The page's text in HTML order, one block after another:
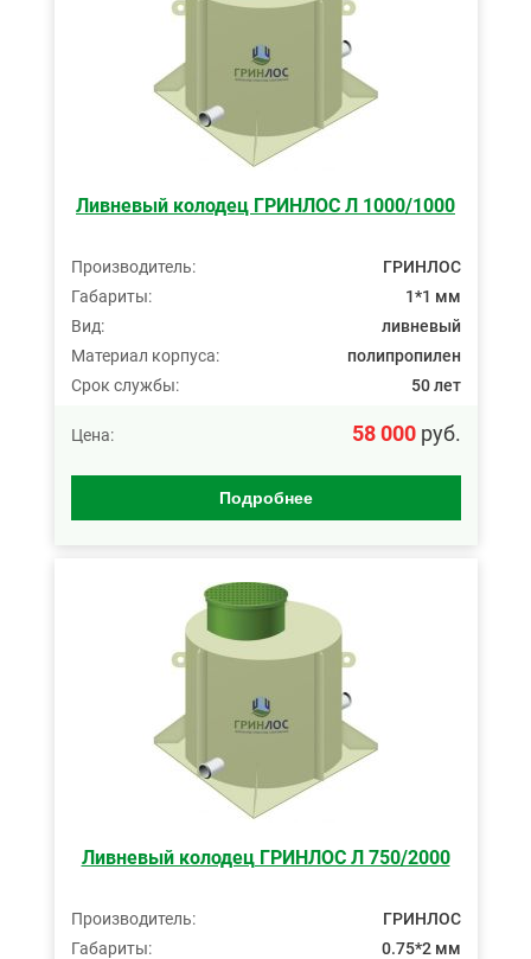
Ливневый колодец ГРИНЛОС Л 1000/1000
Производитель:
ГРИНЛОС
Габариты:
1*1 мм
Вид:
ливневый
Материал корпуса:
полипропилен
Срок службы:
50 лет
Цена: 58 000руб.
Подробнее
Ливневый колодец ГРИНЛОС Л 750/2000
Производитель:
ГРИНЛОС
Габариты:
0.75*2 мм